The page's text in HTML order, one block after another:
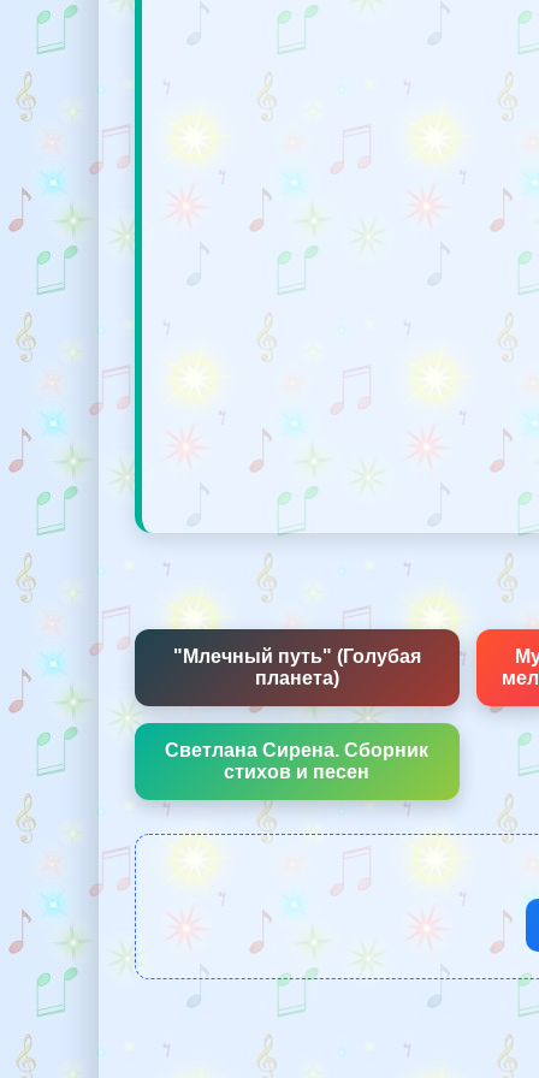
"Млечный путь" (Голубая
планета)
Светлана Сирена. Сборник
стихов и песен